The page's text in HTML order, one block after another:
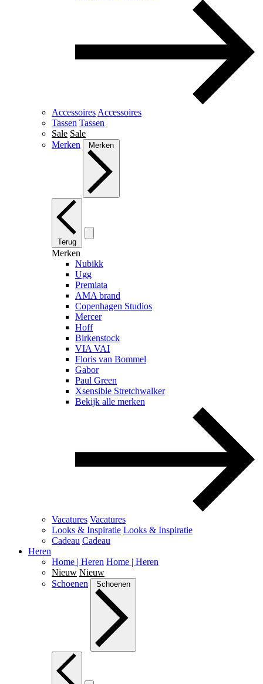
Accessoires Accessoires
Tassen Tassen
Sale Sale
Merken
Merken
Terug
Merken
Nubikk
Ugg
Premiata
AMA brand
Copenhagen Studios
Mercer
Hoff
Birkenstock
VIA VAI
Floris van Bommel
Gabor
Paul Green
Xsensible Stretchwalker
Bekijk alle merken
Vacatures Vacatures
Looks & Inspiratie Looks & Inspiratie
Cadeau Cadeau
Heren
Home | Heren Home | Heren
Nieuw Nieuw
Schoenen
Schoenen